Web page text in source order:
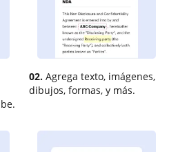
02. Agrega texto, imágenes,
dibujos, formas, y más.